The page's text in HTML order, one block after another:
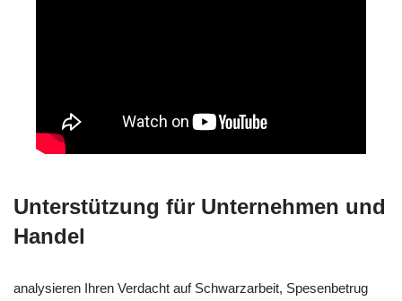
Unterstützung für Unternehmen und
Handel
analysieren Ihren Verdacht auf Schwarzarbeit, Spesenbetrug